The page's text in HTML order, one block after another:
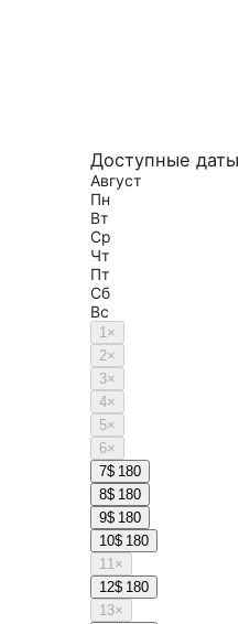
Доступные даты
Август
Пн
Вт
Ср
Чт
Пт
Сб
Вс
1×
2×
3×
4×
5×
6×
7$ 180
8$ 180
9$ 180
10$ 180
11×
12$ 180
13×